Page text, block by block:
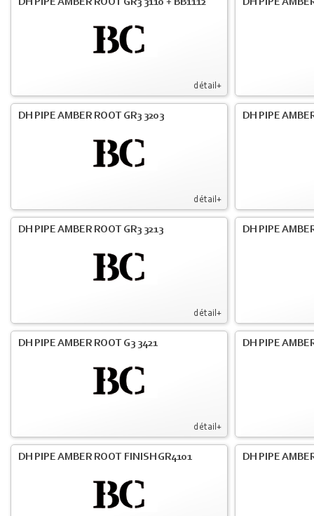
détail+
DH PIPE AMBER ROOT GR3 3110 + BB1112 DH PIPE
détail+
DH PIPE AMBER ROOT GR3 3203 DH PIPE
détail+
DH PIPE AMBER ROOT GR3 3213 DH PIPE
détail+
DH PIPE AMBER ROOT G3 3421 DH PIPE
DH PIPE AMBER ROOT FINISH GR4101 DH PIPE